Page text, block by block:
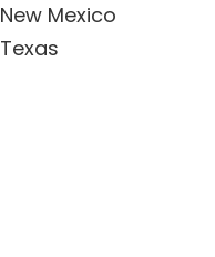
New Mexico
Texas